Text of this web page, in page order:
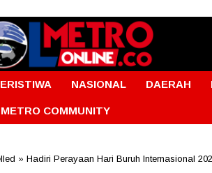
NASIONAL DAERAH
METRO COMMUNITY
» Hadiri Perayaan Hari Buruh Internasional